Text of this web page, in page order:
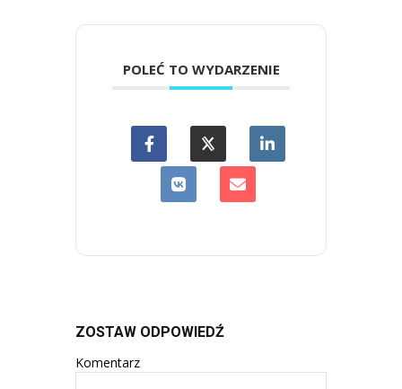
POLEĆ TO WYDARZENIE
ZOSTAW ODPOWIEDŹ
Komentarz